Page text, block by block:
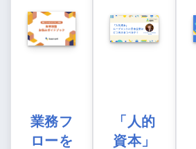
業務フ
ローを
「人的
資本」